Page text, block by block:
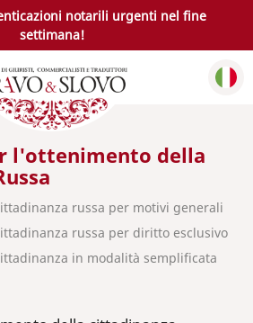
notarili urgenti nel fine
settimana!
l'ottenimento della
russa per motivi generali
russa per diritto esclusivo
in modalità semplificata